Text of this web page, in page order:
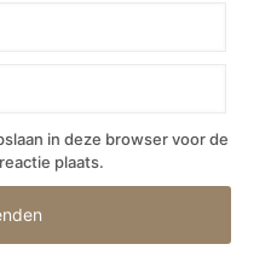
in deze browser voor de
plaats.